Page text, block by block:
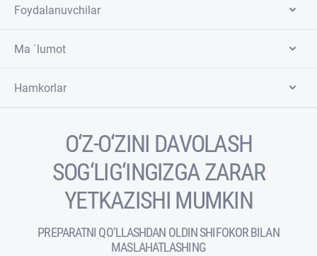
Foydalanuvchilar
Ma `lumot
Hamkorlar
O‘Z-O‘ZINI DAVOLASH
SOG‘LIG‘INGIZGA ZARAR
YETKAZISHI MUMKIN
PREPARATNI QO‘LLASHDAN OLDIN SHIFOKOR BILAN
MASLAHATLASHING